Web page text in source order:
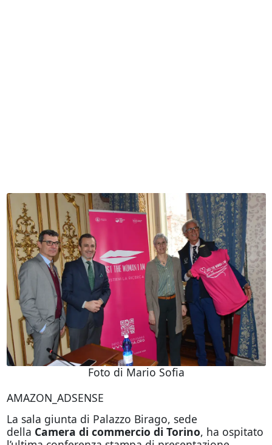
Foto di Mario Sofia
AMAZON_ADSENSE
La sala giunta di Palazzo Birago, sede
della Camera di commercio di Torino, ha ospitato